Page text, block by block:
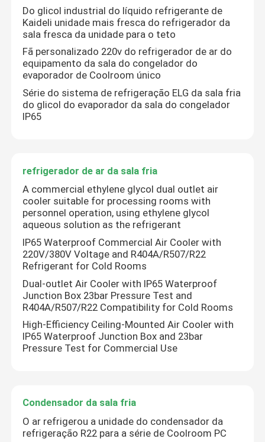
Do glicol industrial do líquido refrigerante de
Kaideli unidade mais fresca do refrigerador da
sala fresca da unidade para o teto
Fã personalizado 220v do refrigerador de ar do
equipamento da sala do congelador do
evaporador de Coolroom único
Série do sistema de refrigeração ELG da sala fria
do glicol do evaporador da sala do congelador
IP65
refrigerador de ar da sala fria
A commercial ethylene glycol dual outlet air
cooler suitable for processing rooms with
personnel operation, using ethylene glycol
aqueous solution as the refrigerant
IP65 Waterproof Commercial Air Cooler with
220V/380V Voltage and R404A/R507/R22
Refrigerant for Cold Rooms
Dual-outlet Air Cooler with IP65 Waterproof
Junction Box 23bar Pressure Test and
R404A/R507/R22 Compatibility for Cold Rooms
High-Efficiency Ceiling-Mounted Air Cooler with
IP65 Waterproof Junction Box and 23bar
Pressure Test for Commercial Use
Condensador da sala fria
O ar refrigerou a unidade do condensador da
refrigeração R22 para a série de Coolroom PC